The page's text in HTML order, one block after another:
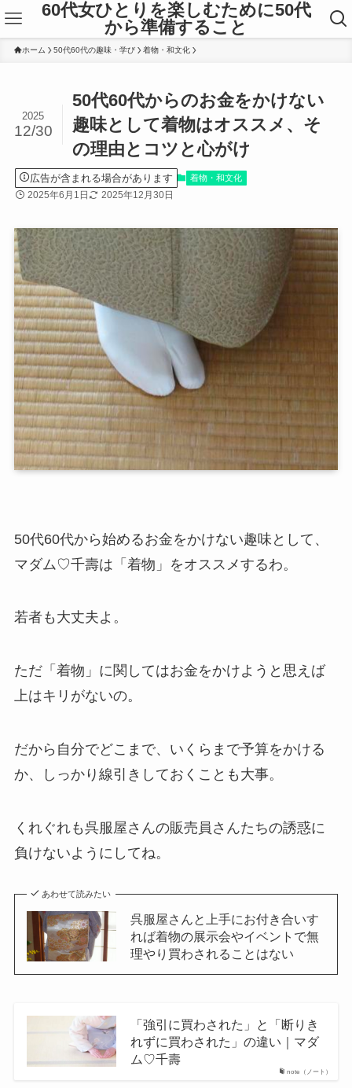
60代女ひとりを楽しむために50代
から準備すること
ホーム 50代60代の趣味・学び 着物・和文化
50代60代からのお金をかけない
趣味として着物はオススメ、そ
の理由とコツと心がけ
2025
12/30
広告が含まれる場合があります 着物・和文化
2025年6月1日 2025年12月30日
50代60代から始めるお金をかけない趣味として、
マダム♡千壽は「着物」をオススメするわ。
若者も大丈夫よ。
ただ「着物」に関してはお金をかけようと思えば
上はキリがないの。
だから自分でどこまで、いくらまで予算をかける
か、しっかり線引きしておくことも大事。
くれぐれも呉服屋さんの販売員さんたちの誘惑に
負けないようにしてね。
あわせて読みたい
呉服屋さんと上手にお付き合いす
れば着物の展示会やイベントで無
理やり買わされることはない
note（ノート）
「強引に買わされた」と「断りき
れずに買わされた」の違い｜マダ
ム♡千壽